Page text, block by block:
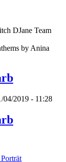
DJane Team
by Anina
04/2019 - 11:28